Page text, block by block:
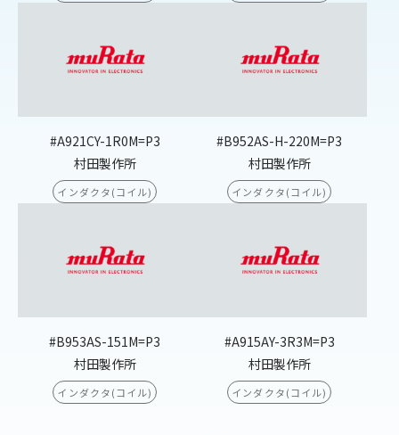
#A921CY-1R0M=P3
村田製作所
インダクタ(コイル)
#B952AS-H-220M=P3
村田製作所
インダクタ(コイル)
#B953AS-151M=P3
村田製作所
インダクタ(コイル)
#A915AY-3R3M=P3
村田製作所
インダクタ(コイル)